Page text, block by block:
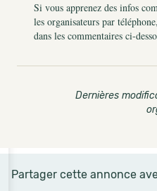
Si vous apprenez des infos
les organisateurs par
dans les commentaires ci-
Dernières
Partager cette annonce